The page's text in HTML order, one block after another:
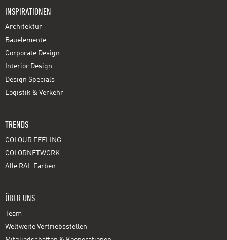
INSPIRATIONEN
Architektur
Bauelemente
Corporate Design
Interior Design
Design Specials
Logistik & Verkehr
TRENDS
COLOUR FEELING
COLORNETWORK
Alle RAL Farben
ÜBER UNS
Team
Weltweite Vertriebsstellen